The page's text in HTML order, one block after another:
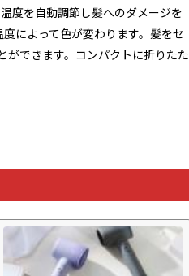
度を自動調節し髪へのダメージを
によって色が変わります。髪をセ
ができます。コンパクトに折りたた